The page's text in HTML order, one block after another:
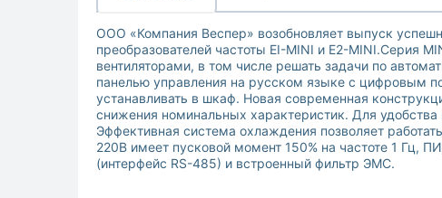
ООО «Компания Веспер» возобновляет выпуск
преобразователей частоты EI-MINI и Е2-MINI.Серия
вентиляторами, в том числе решать задачи по
панелью управления на русском языке с цифровым
устанавливать в шкаф. Новая современная
снижения номинальных характеристик. Для
Эффективная система охлаждения позволяет
220В имеет пусковой момент 150% на частоте 1 Гц,
(интерфейс RS-485) и встроенный фильтр ЭМС.